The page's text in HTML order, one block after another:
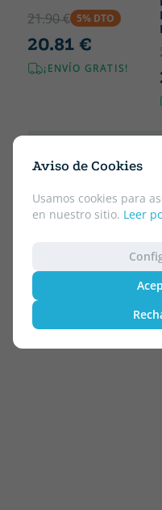
Aviso de Cookies
Usamos cookies para
en nuestro sitio. Leer
21.90 € 5% DTO
20.81 €
¡ENVÍO GRATIS!